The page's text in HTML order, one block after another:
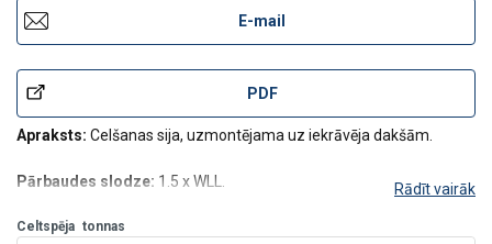
E-mail
PDF
Apraksts: Celšanas sija, uzmontējama uz iekrāvēja dakšām.
Pārbaudes slodze: 1.5 x WLL. Rādīt vairāk
Celtspēja tonnas